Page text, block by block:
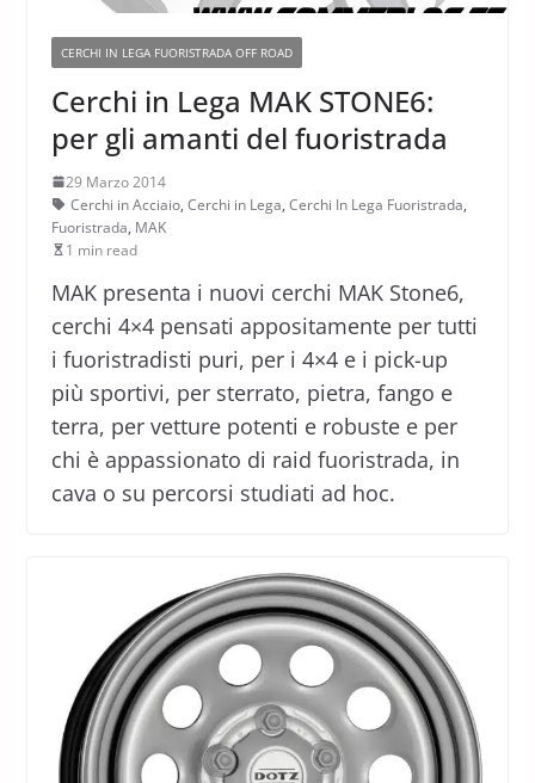
CERCHI IN LEGA FUORISTRADA OFF ROAD
Cerchi in Lega MAK STONE6:
per gli amanti del fuoristrada
29 Marzo 2014
Cerchi in Acciaio, Cerchi in Lega, Cerchi In Lega Fuoristrada,
Fuoristrada, MAK
1 min read
MAK presenta i nuovi cerchi MAK Stone6,
cerchi 4×4 pensati appositamente per tutti
i fuoristradisti puri, per i 4×4 e i pick-up
più sportivi, per sterrato, pietra, fango e
terra, per vetture potenti e robuste e per
chi è appassionato di raid fuoristrada, in
cava o su percorsi studiati ad hoc.